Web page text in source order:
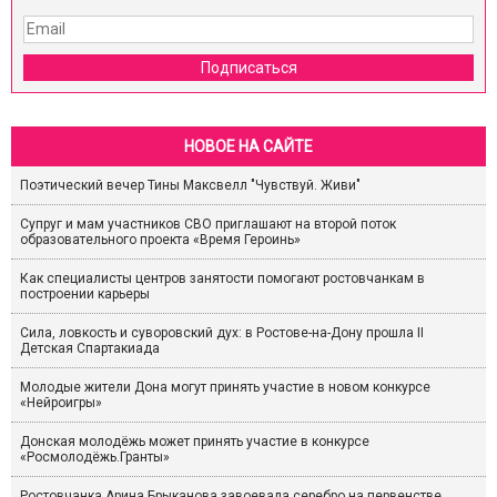
Подписаться
НОВОЕ НА САЙТЕ
Поэтический вечер Тины Максвелл "Чувствуй. Живи"
Супруг и мам участников СВО приглашают на второй поток
образовательного проекта «Время Героинь»
Как специалисты центров занятости помогают ростовчанкам в
построении карьеры
Сила, ловкость и суворовский дух: в Ростове-на-Дону прошла II
Детская Спартакиада
Молодые жители Дона могут принять участие в новом конкурсе
«Нейроигры»
Донская молодёжь может принять участие в конкурсе
«Росмолодёжь.Гранты»